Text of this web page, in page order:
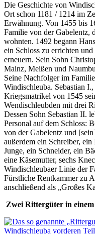
Die Geschichte von
Ort schon 1181 / 1214 im
Erwähnung. Von 1455 bis
Familie von der Gabelentz,
wohnten. 1492 begann
ein Schloss zu errichten
erneuern. Sein Sohn
Mainz, Meißen und
Seine Nachfolger im
Windischleuba. Sebastian
Kriegsmatrikel von 1545
Wendischleubden mit drei
Dessen Sohn Sebastian II.
Personal auf dem Schloss:
von der Gabelentz und
außerdem ein Schreiber,
Junge, ein Schneider, ein
eine Käsemutter, sechs
Windischleubaer Linie der
Fürstliche Rentkammer zu
anschließend als „Großes
Zwei Rittergüter in